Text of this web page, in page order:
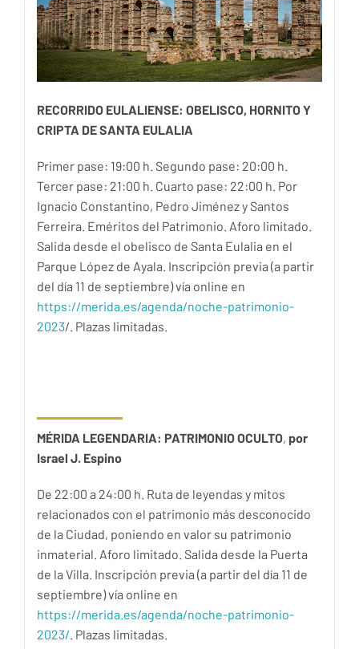
RECORRIDO EULALIENSE: OBELISCO, HORNITO Y
CRIPTA DE SANTA EULALIA
Primer pase: 19:00 h. Segundo pase: 20:00 h.
Tercer pase: 21:00 h. Cuarto pase: 22:00 h. Por
Ignacio Constantino, Pedro Jiménez y Santos
Ferreira. Eméritos del Patrimonio. Aforo limitado.
Salida desde el obelisco de Santa Eulalia en el
Parque López de Ayala. Inscripción previa (a partir
del día 11 de septiembre) vía online en
https://merida.es/agenda/noche-patrimonio-
2023/. Plazas limitadas.
MÉRIDA LEGENDARIA: PATRIMONIO OCULTO, por
Israel J. Espino
De 22:00 a 24:00 h. Ruta de leyendas y mitos
relacionados con el patrimonio más desconocido
de la Ciudad, poniendo en valor su patrimonio
inmaterial. Aforo limitado. Salida desde la Puerta
de la Villa. Inscripción previa (a partir del día 11 de
septiembre) vía online en
https://merida.es/agenda/noche-patrimonio-
2023/. Plazas limitadas.